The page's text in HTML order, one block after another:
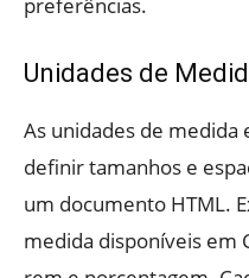
Unidades de
As unidades de medida
definir tamanhos e
um documento HTML.
medida disponíveis em